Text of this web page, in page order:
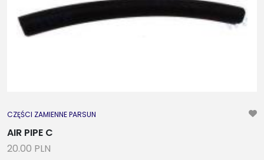
CZĘŚCI ZAMIENNE PARSUN
AIR PIPE C
20.00 PLN